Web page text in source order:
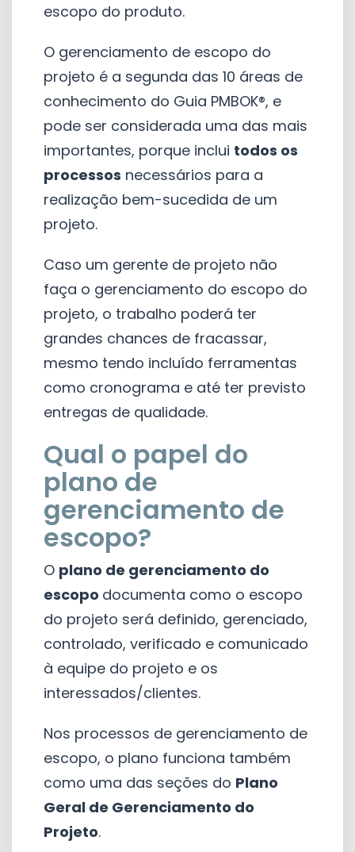
escopo do produto.
O gerenciamento de escopo do
projeto é a segunda das 10 áreas de
conhecimento do Guia PMBOK®, e
pode ser considerada uma das mais
importantes, porque inclui todos os
processos necessários para a
realização bem-sucedida de um
projeto.
Caso um gerente de projeto não
faça o gerenciamento do escopo do
projeto, o trabalho poderá ter
grandes chances de fracassar,
mesmo tendo incluído ferramentas
como cronograma e até ter previsto
entregas de qualidade.
Qual o papel do
plano de
gerenciamento de
escopo?
O plano de gerenciamento do
escopo documenta como o escopo
do projeto será definido, gerenciado,
controlado, verificado e comunicado
à equipe do projeto e os
interessados​​/clientes.
Nos processos de gerenciamento de
escopo, o plano funciona também
como uma das seções do Plano
Geral de Gerenciamento do
Projeto.